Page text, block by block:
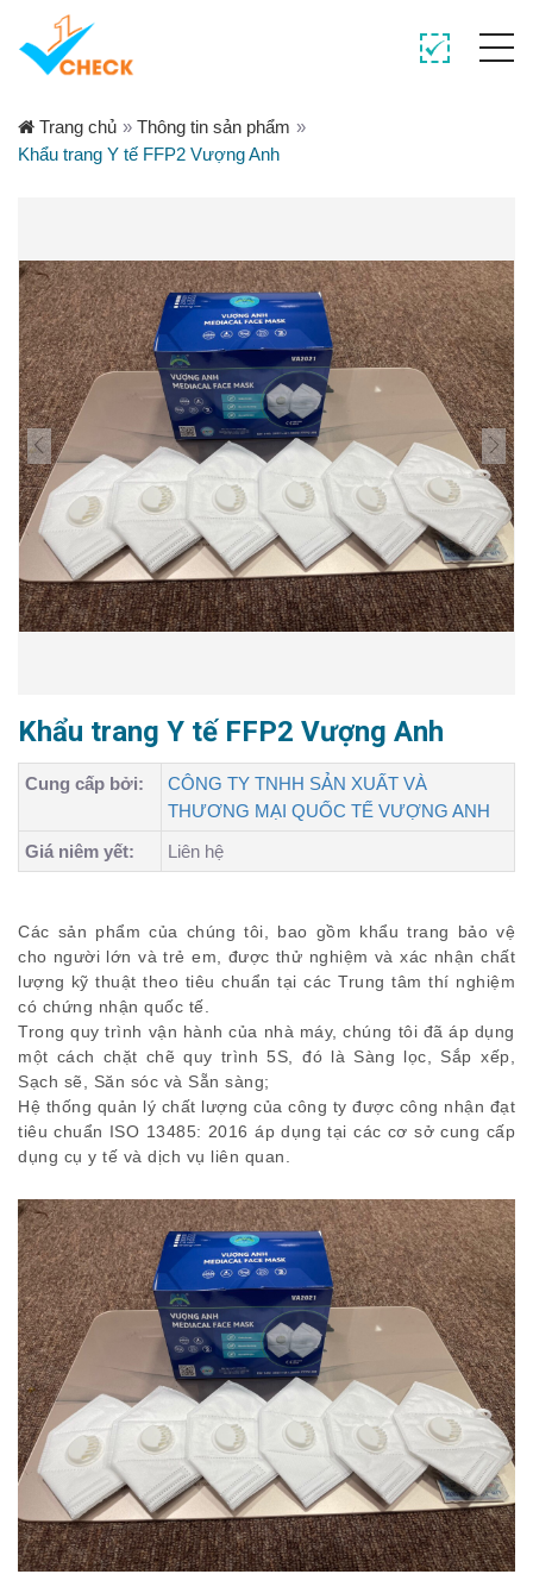
Trang chủ » Thông tin sản phẩm »
Khẩu trang Y tế FFP2 Vượng Anh
Khẩu trang Y tế FFP2 Vượng Anh
Cung cấp bởi:
CÔNG TY TNHH SẢN XUẤT VÀ
THƯƠNG MẠI QUỐC TẾ VƯỢNG ANH
Giá niêm yết:
Liên hệ
Các sản phẩm của chúng tôi, bao gồm khẩu trang bảo vệ
cho người lớn và trẻ em, được thử nghiệm và xác nhận chất
lượng kỹ thuật theo tiêu chuẩn tại các Trung tâm thí nghiệm
có chứng nhận quốc tế.
Trong quy trình vận hành của nhà máy, chúng tôi đã áp dụng
một cách chặt chẽ quy trình 5S, đó là Sàng lọc, Sắp xếp,
Sạch sẽ, Săn sóc và Sẵn sàng;
Hệ thống quản lý chất lượng của công ty được công nhận đạt
tiêu chuẩn ISO 13485: 2016 áp dụng tại các cơ sở cung cấp
dụng cụ y tế và dịch vụ liên quan.